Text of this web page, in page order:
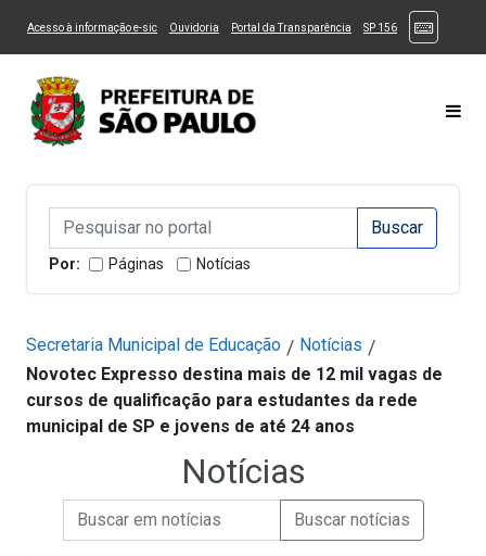
Ir ao Conteúdo Ir para menu principal Ir para busca 3
Alternar Alto Contraste
Acesso à informação e-sic(Link para um novo sítio)
Ouvidoria (Link para um novo sítio)
Portal da Transparência (Link para um novo sítio)
SP 156(Link para um
Campo de Busca de informações
Campo de Busca de informações Enviar a Busca
Por: Páginas Notícias
Secretaria Municipal de Educação / Notícias /
Novotec Expresso destina mais de 12 mil vagas de
cursos de qualificação para estudantes da rede
municipal de SP e jovens de até 24 anos
Notícias
Campo de Busca de Notícias
Campo de Busca de informaçõesEnviar a Busca de Notícias